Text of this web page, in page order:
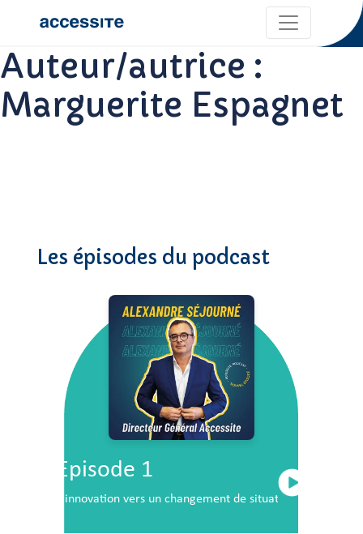
Auteur/autrice :
Marguerite Espagnet
Les épisodes du podcast
Episode 1
L’innovation vers un changement de situation